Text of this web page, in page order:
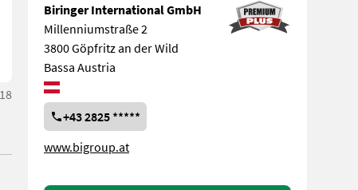
Biringer International GmbH
Millenniumstraße 2
3800 Göpfritz an der Wild
Bassa Austria
+43 2825 *****
www.bigroup.at